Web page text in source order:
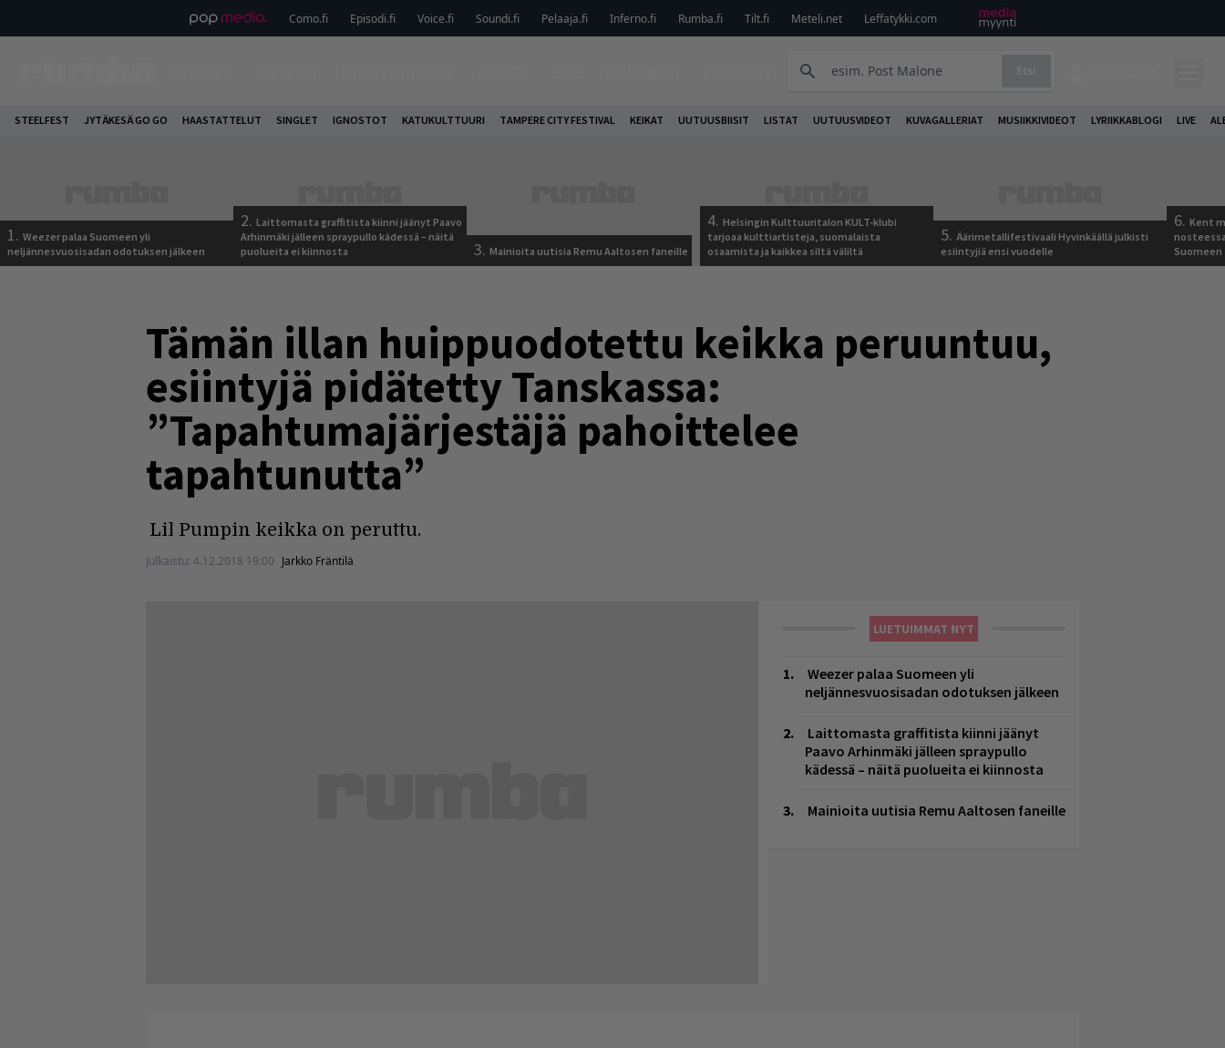
Como.fi Episodi.fi Voice.fi Soundi.fi Pelaaja.fi Inferno.fi Rumba.fi Tilt.fi Meteli.net Leffatykki.com
STEELFEST JYTÄKESÄ GO GO HAASTATTELUT SINGLET IGNOSTOT KATUKULTTUURI TAMPERE CITY FESTIVAL KEIKAT UUTUUSBIISIT LISTAT UUTUUSVIDEOT KUVAGALLERIAT MUSIIKKIVIDEOT LYRIIKKABLOGI LIVE
1. Weezer palaa Suomeen yli
neljännesvuosisadan odotuksen jälkeen
2. Laittomasta graffitista kiinni jäänyt Paavo
Arhinmäki jälleen spraypullo kädessä – näitä
puolueita ei kiinnosta
3. Mainioita uutisia Remu Aaltosen faneille
4. Helsingin Kulttuuritalon KULT-klubi
tarjoaa kulttiartisteja, suomalaista
osaamista ja kaikkea siltä väliltä
5. Äärimetallifestivaali Hyvinkäällä julkisti
esiintyjiä ensi vuodelle
6. Kent
Suomeen
Tämän illan huippuodotettu keikka peruuntuu,
esiintyjä pidätetty Tanskassa:
”Tapahtumajärjestäjä pahoittelee
tapahtunutta”
Lil Pumpin keikka on peruttu.
Julkaistu: 4.12.2018 19:00 Jarkko Fräntilä
LUETUIMMAT NYT
Weezer palaa Suomeen yli
neljännesvuosisadan odotuksen jälkeen
Laittomasta graffitista kiinni jäänyt
Paavo Arhinmäki jälleen spraypullo
kädessä – näitä puolueita ei kiinnosta
Mainioita uutisia Remu Aaltosen faneille